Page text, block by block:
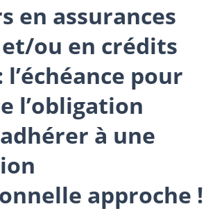
en assurances
et/ou en crédits
l’échéance pour
l’obligation
à une
approche !